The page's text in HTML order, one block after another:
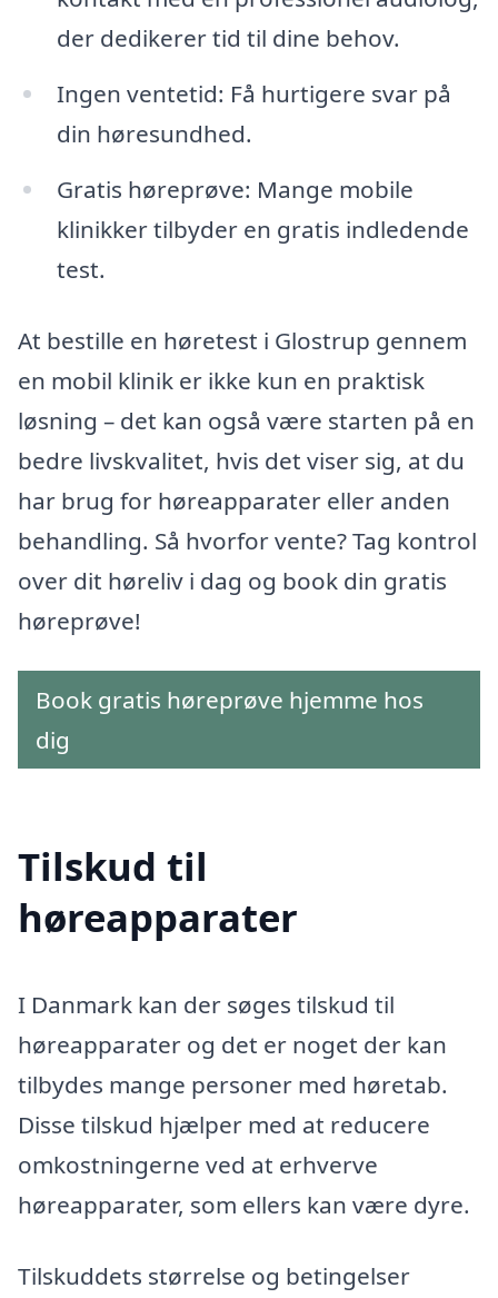
der dedikerer tid til dine behov.
Ingen ventetid: Få hurtigere svar på
din høresundhed.
Gratis høreprøve: Mange mobile
klinikker tilbyder en gratis indledende
test.
At bestille en høretest i Glostrup gennem
en mobil klinik er ikke kun en praktisk
løsning – det kan også være starten på en
bedre livskvalitet, hvis det viser sig, at du
har brug for høreapparater eller anden
behandling. Så hvorfor vente? Tag kontrol
over dit høreliv i dag og book din gratis
høreprøve!
Book gratis høreprøve hjemme hos
dig
Tilskud til
høreapparater
I Danmark kan der søges tilskud til
høreapparater og det er noget der kan
tilbydes mange personer med høretab.
Disse tilskud hjælper med at reducere
omkostningerne ved at erhverve
høreapparater, som ellers kan være dyre.
Tilskuddets størrelse og betingelser